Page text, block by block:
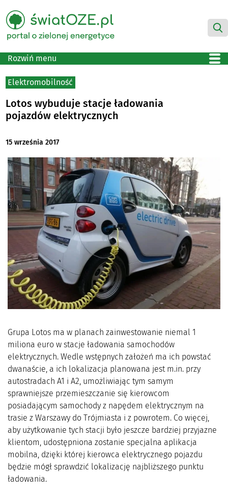
Rozwiń menu
Elektromobilność
Lotos wybuduje stacje ładowania
pojazdów elektrycznych
15 września 2017
Grupa Lotos ma w planach zainwestowanie niemal 1
miliona euro w stacje ładowania samochodów
elektrycznych. Wedle wstępnych założeń ma ich powstać
dwanaście, a ich lokalizacja planowana jest m.in. przy
autostradach A1 i A2, umożliwiając tym samym
sprawniejsze przemieszczanie się kierowcom
posiadającym samochody z napędem elektrycznym na
trasie z Warszawy do Trójmiasta i z powrotem. Co więcej,
aby użytkowanie tych stacji było jeszcze bardziej przyjazne
klientom, udostępniona zostanie specjalna aplikacja
mobilna, dzięki której kierowca elektrycznego pojazdu
będzie mógł sprawdzić lokalizację najbliższego punktu
ładowania.